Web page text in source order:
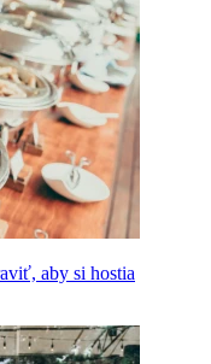
aby si hostia